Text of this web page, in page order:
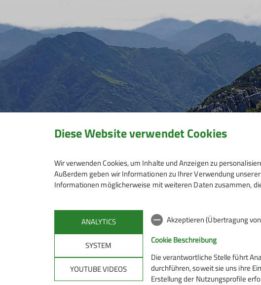
Mitmachen Klettern
Diese Website verwendet Cookies
Wir verwenden Cookies, um Inhalte und Anzeigen zu
Außerdem geben wir Informationen zu Ihrer Verwendung
Informationen möglicherweise mit weiteren Daten zusammen,
ANALYTICS
SYSTEM
YOUTUBE VIDEOS
Akzeptieren (Übertragung
Cookie Beschreibung
Die verantwortliche Stelle führt
durchführen, soweit sie uns ihre
Erstellung der Nutzungsprofile